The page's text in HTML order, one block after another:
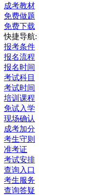
成考教材
免费做题
免费下载
快捷导航:
报考条件
报名流程
报名时间
考试科目
考试时间
培训课程
免试入学
现场确认
成考加分
考生守则
准考证
考试安排
查询入口
考生服务
查询答疑